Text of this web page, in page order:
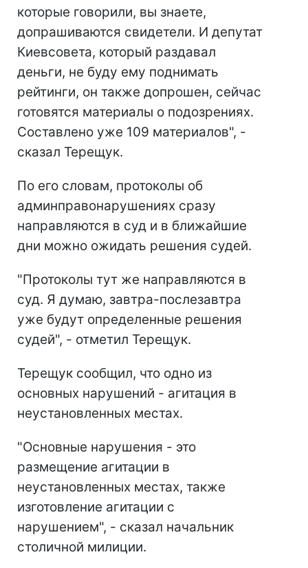
которые говорили, вы знаете,
допрашиваются свидетели. И депутат
Киевсовета, который раздавал
деньги, не буду ему поднимать
рейтинги, он также допрошен, сейчас
готовятся материалы о подозрениях.
Составлено уже 109 материалов", -
сказал Терещук.
По его словам, протоколы об
админправонарушениях сразу
направляются в суд и в ближайшие
дни можно ожидать решения судей.
"Протоколы тут же направляются в
суд. Я думаю, завтра-послезавтра
уже будут определенные решения
судей", - отметил Терещук.
Терещук сообщил, что одно из
основных нарушений - агитация в
неустановленных местах.
"Основные нарушения - это
размещение агитации в
неустановленных местах, также
изготовление агитации с
нарушением", - сказал начальник
столичной милиции.